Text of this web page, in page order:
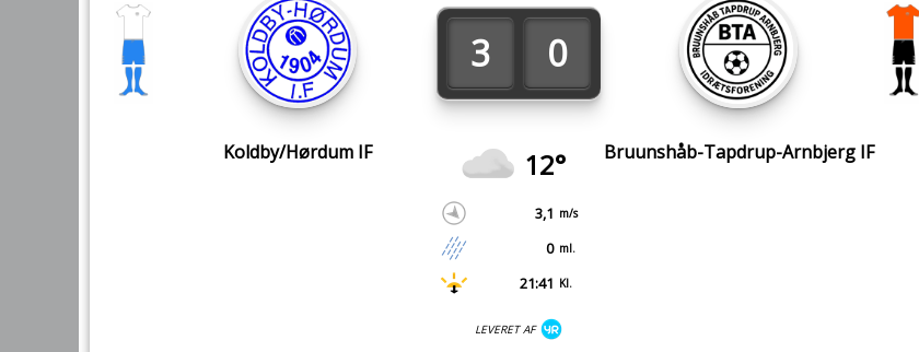
Koldby/Hørdum IF
3 0
12°
3,1 m/s
0 ml.
21:41 Kl.
LEVERET AF
Bruunshåb-Tapdrup-Arnbjerg IF